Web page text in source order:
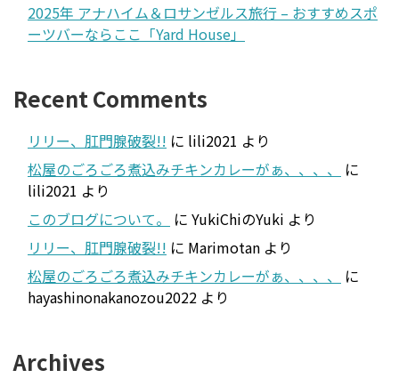
2025年 アナハイム＆ロサンゼルス旅行 – おすすめスポ
ーツバーならここ「Yard House」
Recent Comments
リリー、肛門腺破裂!! に lili2021 より
松屋のごろごろ煮込みチキンカレーがぁ、、、、
に
lili2021 より
このブログについて。
に YukiChiのYuki より
リリー、肛門腺破裂!! に Marimotan より
松屋のごろごろ煮込みチキンカレーがぁ、、、、
に
hayashinonakanozou2022 より
Archives